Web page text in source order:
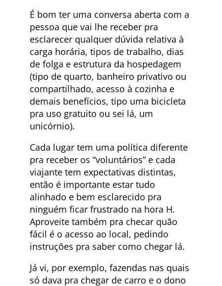
É bom ter uma conversa aberta com a
pessoa que vai lhe receber pra
esclarecer qualquer dúvida relativa à
carga horária, tipos de trabalho, dias
de folga e estrutura da hospedagem
(tipo de quarto, banheiro privativo ou
compartilhado, acesso à cozinha e
demais benefícios, tipo uma bicicleta
pra uso gratuito ou sei lá, um
unicórnio).
Cada lugar tem uma política diferente
pra receber os “voluntários” e cada
viajante tem expectativas distintas,
então é importante estar tudo
alinhado e bem esclarecido pra
ninguém ficar frustrado na hora H.
Aproveite também pra checar quão
fácil é o acesso ao local, pedindo
instruções pra saber como chegar lá.
Já vi, por exemplo, fazendas nas quais
só dava pra chegar de carro e o dono